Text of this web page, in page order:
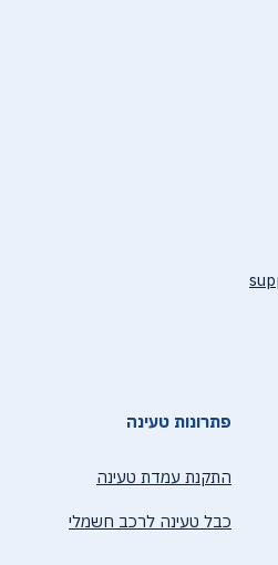
פתרונות טעינה
התקנת עמדת טעינה
כבל טעינה לרכב חשמלי